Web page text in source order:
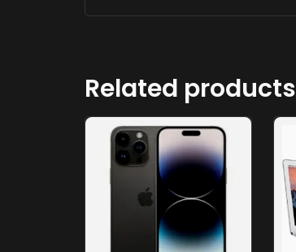
Related products